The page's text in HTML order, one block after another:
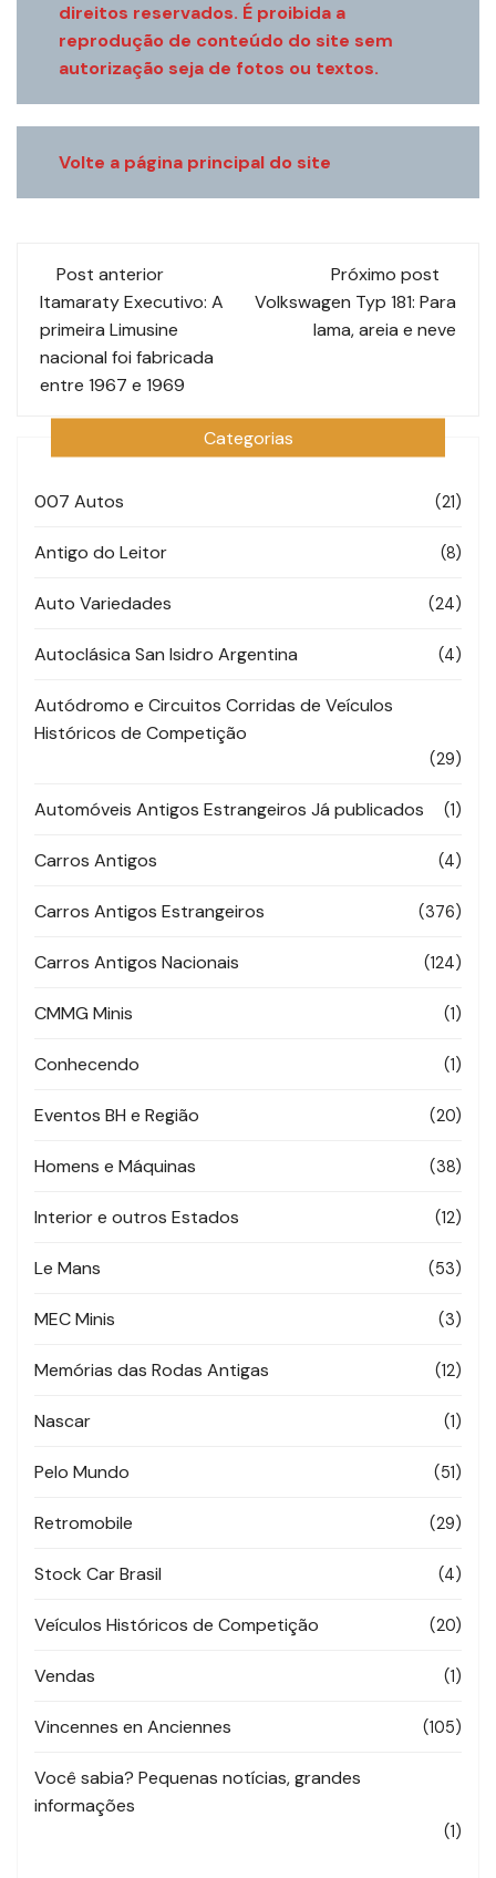
direitos reservados. É proibida a
reprodução de conteúdo do site sem
autorização seja de fotos ou textos.
Volte a página principal do site
Navegação
de
post
Post anterior
Itamaraty Executivo: A
primeira Limusine
nacional foi fabricada
entre 1967 e 1969
Próximo post
Volkswagen Typ 181: Para
lama, areia e neve
Categorias
007 Autos (21)
Antigo do Leitor (8)
Auto Variedades (24)
Autoclásica San Isidro Argentina (4)
Autódromo e Circuitos Corridas de Veículos
Históricos de Competição
(29)
Automóveis Antigos Estrangeiros Já publicados (1)
Carros Antigos (4)
Carros Antigos Estrangeiros (376)
Carros Antigos Nacionais (124)
CMMG Minis (1)
Conhecendo (1)
Eventos BH e Região (20)
Homens e Máquinas (38)
Interior e outros Estados (12)
Le Mans (53)
MEC Minis (3)
Memórias das Rodas Antigas (12)
Nascar (1)
Pelo Mundo (51)
Retromobile (29)
Stock Car Brasil (4)
Veículos Históricos de Competição (20)
Vendas (1)
Vincennes en Anciennes (105)
Você sabia? Pequenas notícias, grandes
informações
(1)